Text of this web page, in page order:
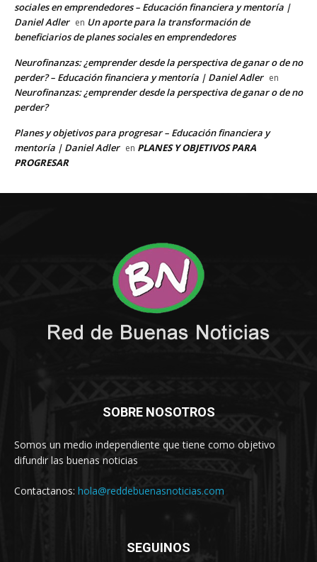
SOBRE NOSOTROS
Somos un medio independiente que tiene como objetivo
difundir las buenas noticias
Contactanos: hola@reddebuenasnoticias.com
SEGUINOS